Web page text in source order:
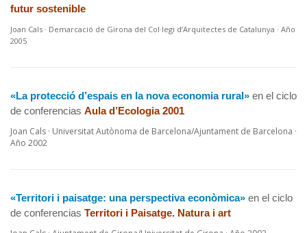
futur sostenible
Joan Cals · Demarcació de Girona del Col·legi d’Arquitectes de Catalunya · Año
2005
«La protecció d’espais en la nova economia rural» en el ciclo
de conferencias Aula d’Ecologia 2001
Joan Cals · Universitat Autònoma de Barcelona/Ajuntament de Barcelona ·
Año 2002
«Territori i paisatge: una perspectiva econòmica» en el ciclo
de conferencias Territori i Paisatge. Natura i art